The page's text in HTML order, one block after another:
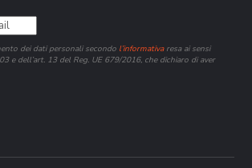
dei dati personali secondo l’informativaresa ai sensi
e dell’art. 13 del Reg. UE 679/2016, che dichiaro di aver